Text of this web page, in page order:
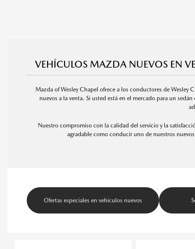
VEHÍCULOS MAZDA NUEVOS EN
Mazda of Wesley Chapel ofrece a los conductores de Wesley
nuevos a la venta. Si usted está en el mercado para un
Nuestro compromiso con la calidad del servicio y la
agradable como conducir uno de nuestros
Ofertas especiales en vehículos nuevos